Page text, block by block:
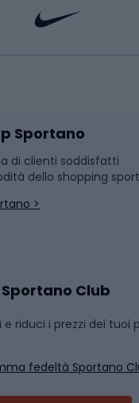
Sportano
di clienti soddisfatti
dello shopping
>
Club
riduci i prezzi dei tuoi
fedeltà Sportano